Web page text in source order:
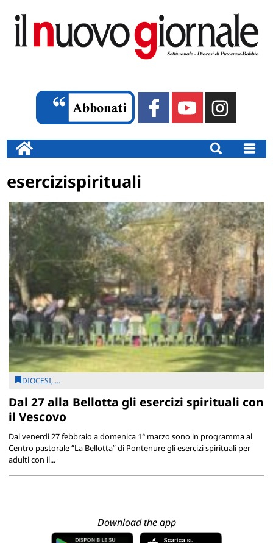
esercizispirituali
DIOCESI, ...
Dal 27 alla Bellotta gli esercizi spirituali con
il Vescovo
Dal venerdì 27 febbraio a domenica 1° marzo sono in programma al
Centro pastorale “La Bellotta” di Pontenure gli esercizi spirituali per
adulti con il...
Download the app